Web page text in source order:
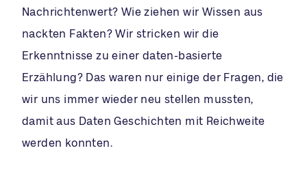
Nachrichtenwert? Wie ziehen wir Wissen aus
nackten Fakten? Wir stricken wir die
Erkenntnisse zu einer daten-basierte
Erzählung? Das waren nur einige der Fragen, die
wir uns immer wieder neu stellen mussten,
damit aus Daten Geschichten mit Reichweite
werden konnten.